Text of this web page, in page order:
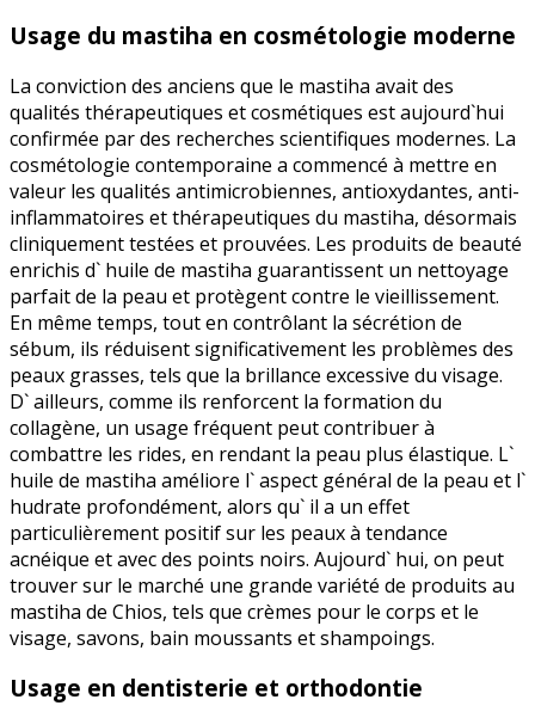
Usage du mastiha en cosmétologie moderne
La conviction des anciens que le mastiha avait des
qualités thérapeutiques et cosmétiques est aujourd`hui
confirmée par des recherches scientifiques modernes. La
cosmétologie contemporaine a commencé à mettre en
valeur les qualités antimicrobiennes, antioxydantes, anti-
inflammatoires et thérapeutiques du mastiha, désormais
cliniquement testées et prouvées. Les produits de beauté
enrichis d` huile de mastiha guarantissent un nettoyage
parfait de la peau et protègent contre le vieillissement.
En même temps, tout en contrôlant la sécrétion de
sébum, ils réduisent significativement les problèmes des
peaux grasses, tels que la brillance excessive du visage.
D` ailleurs, comme ils renforcent la formation du
collagène, un usage fréquent peut contribuer à
combattre les rides, en rendant la peau plus élastique. L`
huile de mastiha améliore l` aspect général de la peau et l`
hudrate profondément, alors qu` il a un effet
particulièrement positif sur les peaux à tendance
acnéique et avec des points noirs. Aujourd` hui, on peut
trouver sur le marché une grande variété de produits au
mastiha de Chios, tels que crèmes pour le corps et le
visage, savons, bain moussants et shampoings.
Usage en dentisterie et orthodontie